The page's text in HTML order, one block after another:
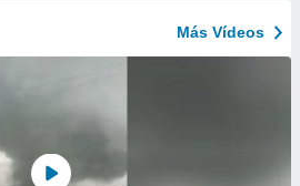
Más Vídeos